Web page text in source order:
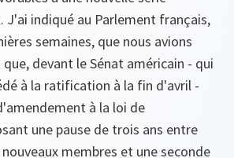
J'ai indiqué au Parlement français,
semaines, que nous avions
devant le Sénat américain - qui
à la ratification à la fin d'avril -
à la loi de
une pause de trois ans entre
membres et une seconde